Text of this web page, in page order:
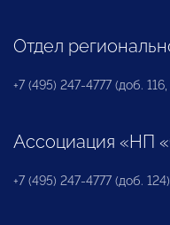
Отдел
+7 (495) 247-4777 (доб. 116,
Ассоциация «НП
+7 (495) 247-4777 (доб. 124)